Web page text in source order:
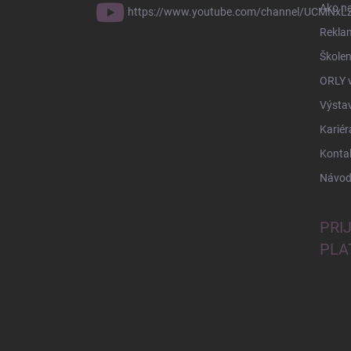
https://www.youtube.com/channel/
Ako
ORLY